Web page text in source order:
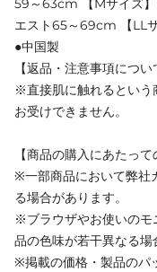
59～63cm 【Mサイズ
エスト65～69cm 【LL
●中国製
【返品・注意事項につい
※直接肌に触れるという
お受けできません。
【商品の購入にあたって
※一部商品において弊社
る場合があります。
※ブラウザやお使いのモ
品の色味が若干異なる場
※掲載の価格・製品のパ